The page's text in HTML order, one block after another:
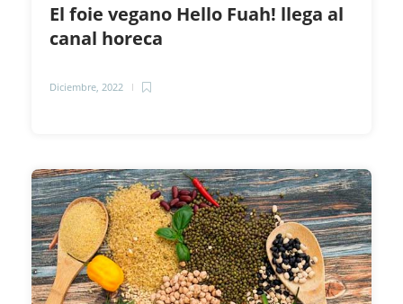
El foie vegano Hello Fuah! llega al
canal horeca
Diciembre, 2022